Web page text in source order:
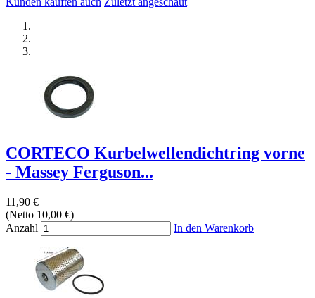
CORTECO Kurbelwellendichtring vorne
- Massey Ferguson...
11,90 €
(Netto 10,00 €)
Anzahl
In den Warenkorb